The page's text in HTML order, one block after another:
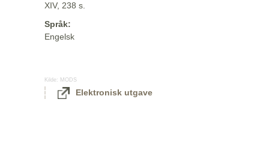
XIV, 238 s.
Språk:
Engelsk
Kilde: MODS
Elektronisk utgave